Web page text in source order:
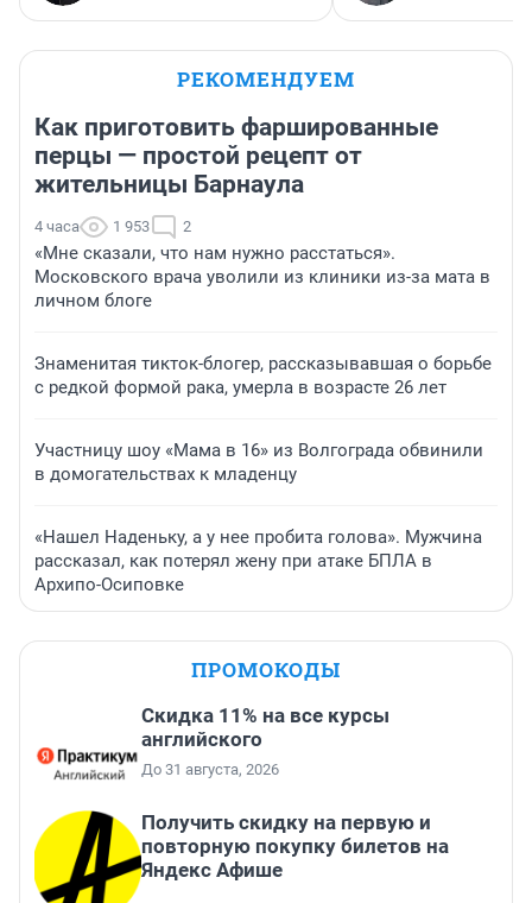
РЕКОМЕНДУЕМ
Как приготовить фаршированные
перцы — простой рецепт от
жительницы Барнаула
4 часа 1 953 2
«Мне сказали, что нам нужно расстаться».
Московского врача уволили из клиники из-за мата в
личном блоге
Знаменитая тикток-блогер, рассказывавшая о борьбе
с редкой формой рака, умерла в возрасте 26 лет
Участницу шоу «Мама в 16» из Волгограда обвинили
в домогательствах к младенцу
«Нашел Наденьку, а у нее пробита голова». Мужчина
рассказал, как потерял жену при атаке БПЛА в
Архипо-Осиповке
ПРОМОКОДЫ
Скидка 11% на все курсы
английского
До 31 августа, 2026
Получить скидку на первую и
повторную покупку билетов на
Яндекс Афише